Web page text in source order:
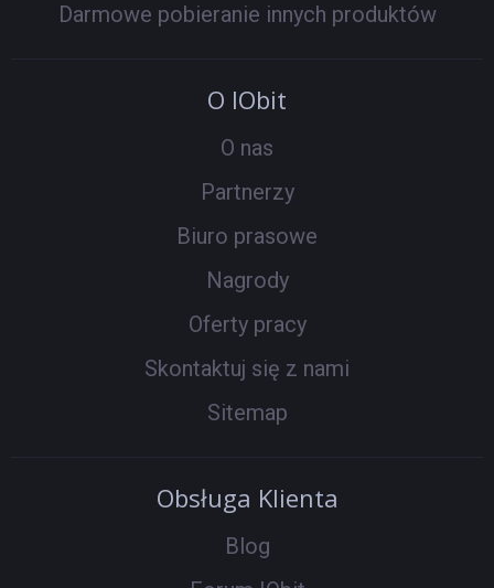
Darmowe pobieranie innych produktów
O IObit
O nas
Partnerzy
Biuro prasowe
Nagrody
Oferty pracy
Skontaktuj się z nami
Sitemap
Obsługa Klienta
Blog